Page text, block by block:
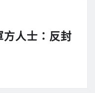
人士：反封